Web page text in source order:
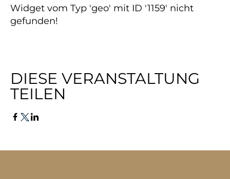
Widget vom Typ 'geo' mit ID '1159' nicht
gefunden!
DIESE VERANSTALTUNG
TEILEN